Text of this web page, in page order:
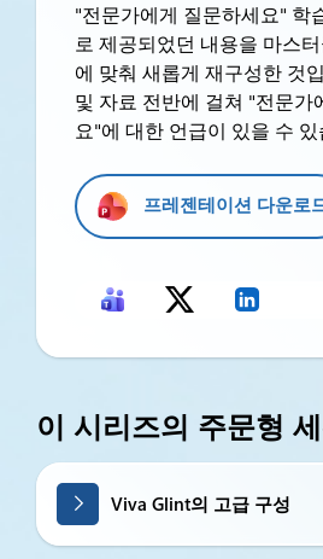
"전문가에게 질문하세요" 학
로 제공되었던 내용을 마스
에 맞춰 새롭게 재구성한 것
및 자료 전반에 걸쳐 "전문가
요"에 대한 언급이 있을 수
프레젠테이션 다운로
이 시리즈의 주문형
Viva Glint의 고급 구성